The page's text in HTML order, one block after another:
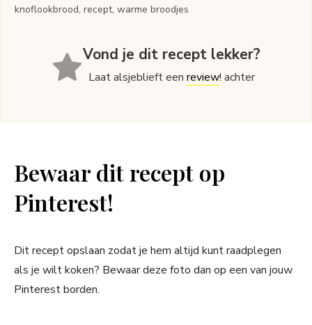
knoflookbrood, recept, warme broodjes
Vond je dit recept lekker?
Laat alsjeblieft eenreview! achter
Bewaar dit recept op
Pinterest!
Dit recept opslaan zodat je hem altijd kunt raadplegen
als je wilt koken? Bewaar deze foto dan op een van jouw
Pinterest borden.